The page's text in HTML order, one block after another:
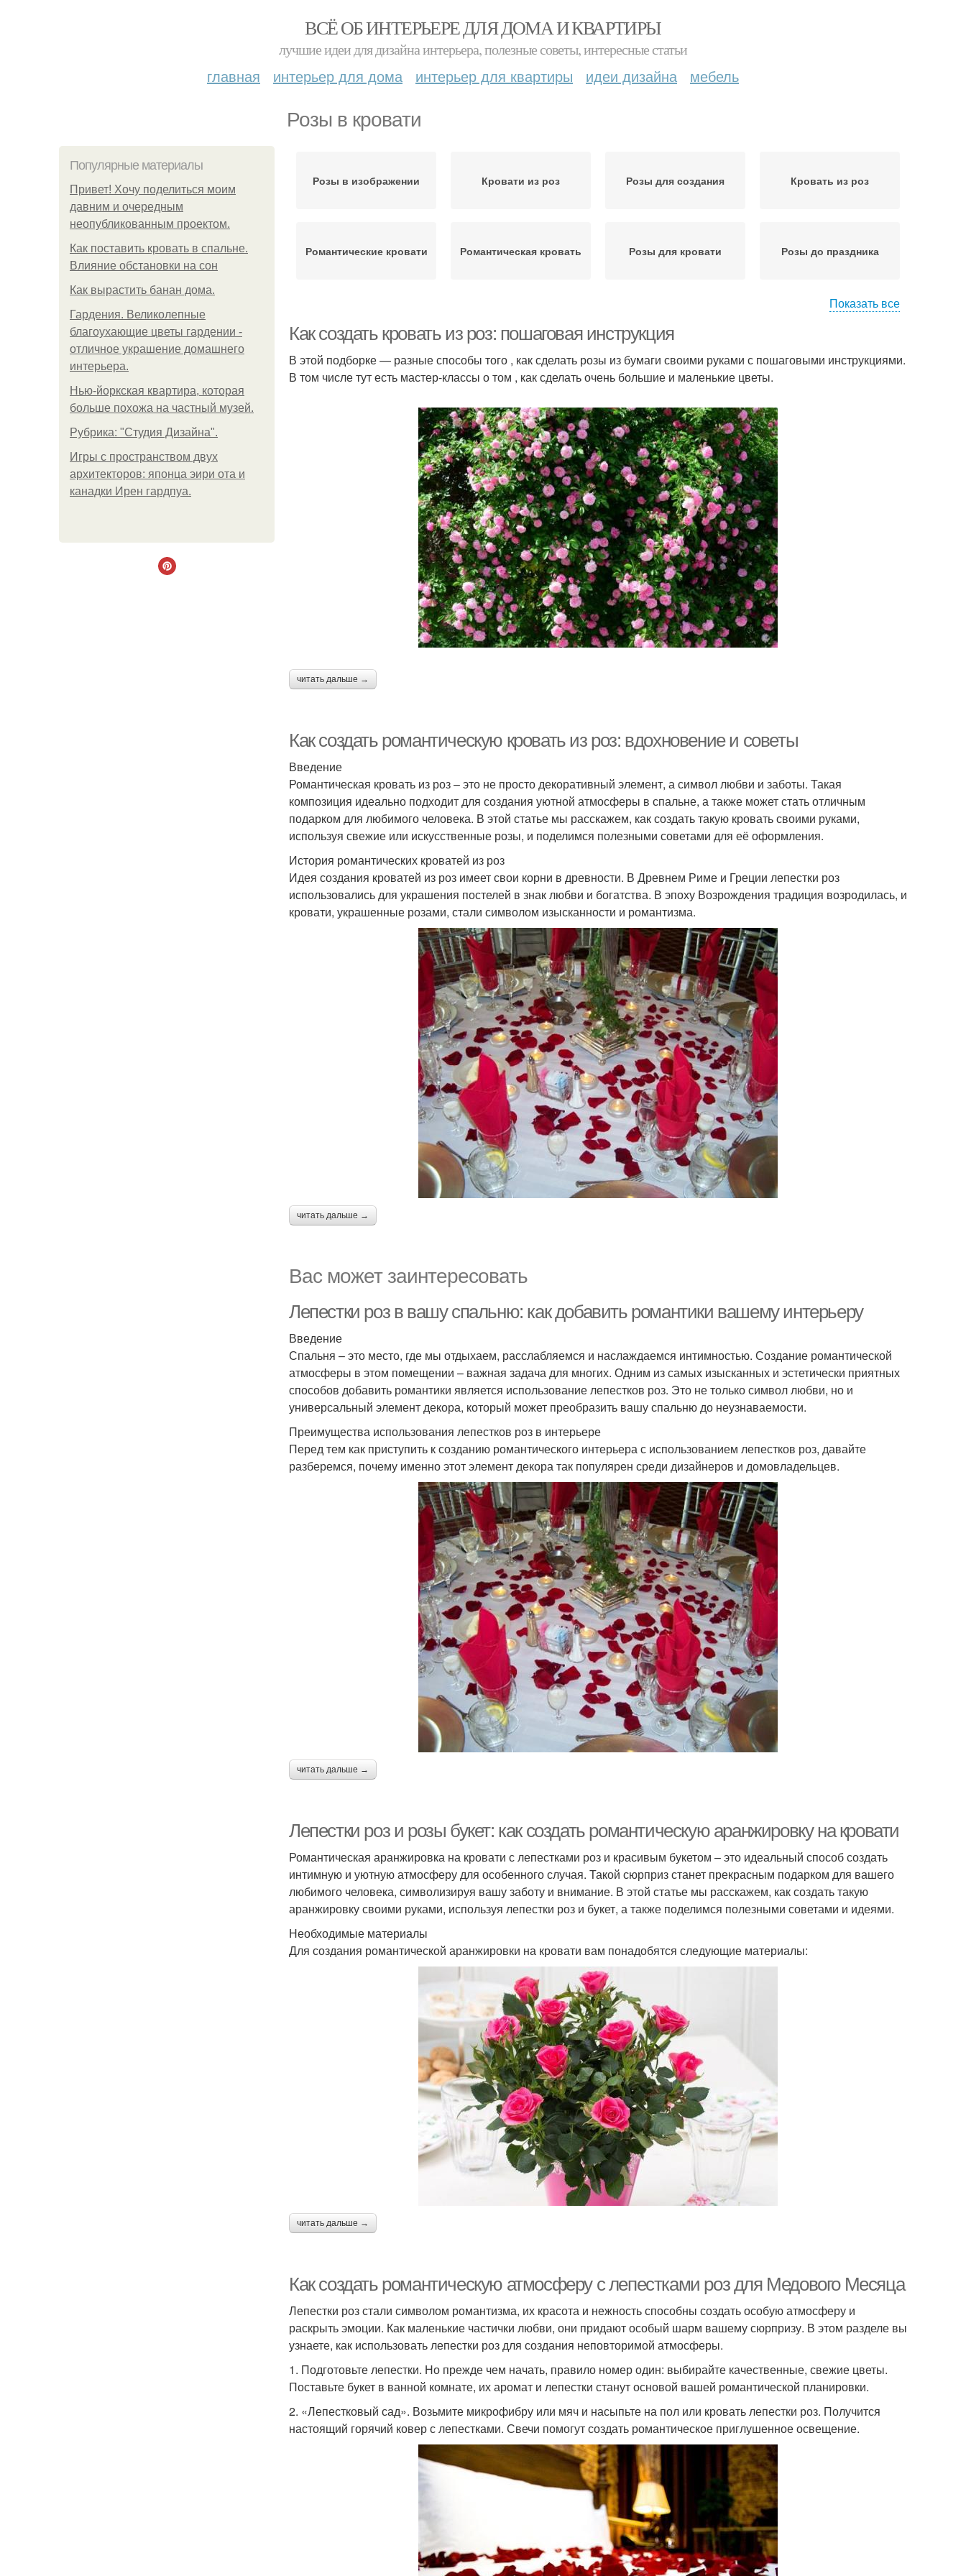
ВСЁ ОБ ИНТЕРЬЕРЕ ДЛЯ ДОМА И КВАРТИРЫ
лучшие идеи для дизайна интерьера, полезные советы, интересные статьи
главная интерьер для дома интерьер для квартиры идеи дизайна мебель
Розы в кровати
Популярные материалы
Привет! Хочу поделиться моим
давним и очередным
неопубликованным проектом.
Как поставить кровать в спальне.
Влияние обстановки на сон
Как вырастить банан дома.
Гардения. Великолепные
благоухающие цветы гардении -
отличное украшение домашнего
интерьера.
Нью-йоркская квартира, которая
больше похожа на частный музей.
Рубрика: "Студия Дизайна".
Игры с пространством двух
архитекторов: японца эири ота и
канадки Ирен гардпуа.
Розы в изображении Кровати из роз Розы для создания Кровать из роз
Романтические кровати Романтическая кровать Розы для кровати Розы до праздника
Показать все
Как создать кровать из роз: пошаговая инструкция
В этой подборке — разные способы того , как сделать розы из бумаги своими руками с пошаговыми инструкциями.
В том числе тут есть мастер-классы о том , как сделать очень большие и маленькие цветы.
читать дальше →
Как создать романтическую кровать из роз: вдохновение и советы
Введение
Романтическая кровать из роз – это не просто декоративный элемент, а символ любви и заботы. Такая
композиция идеально подходит для создания уютной атмосферы в спальне, а также может стать отличным
подарком для любимого человека. В этой статье мы расскажем, как создать такую кровать своими руками,
используя свежие или искусственные розы, и поделимся полезными советами для её оформления.
История романтических кроватей из роз
Идея создания кроватей из роз имеет свои корни в древности. В Древнем Риме и Греции лепестки роз
использовались для украшения постелей в знак любви и богатства. В эпоху Возрождения традиция возродилась, и
кровати, украшенные розами, стали символом изысканности и романтизма.
читать дальше →
Вас может заинтересовать
Лепестки роз в вашу спальню: как добавить романтики вашему интерьеру
Введение
Спальня – это место, где мы отдыхаем, расслабляемся и наслаждаемся интимностью. Создание романтической
атмосферы в этом помещении – важная задача для многих. Одним из самых изысканных и эстетически приятных
способов добавить романтики является использование лепестков роз. Это не только символ любви, но и
универсальный элемент декора, который может преобразить вашу спальню до неузнаваемости.
Преимущества использования лепестков роз в интерьере
Перед тем как приступить к созданию романтического интерьера с использованием лепестков роз, давайте
разберемся, почему именно этот элемент декора так популярен среди дизайнеров и домовладельцев.
читать дальше →
Лепестки роз и розы букет: как создать романтическую аранжировку на кровати
Романтическая аранжировка на кровати с лепестками роз и красивым букетом – это идеальный способ создать
интимную и уютную атмосферу для особенного случая. Такой сюрприз станет прекрасным подарком для вашего
любимого человека, символизируя вашу заботу и внимание. В этой статье мы расскажем, как создать такую
аранжировку своими руками, используя лепестки роз и букет, а также поделимся полезными советами и идеями.
Необходимые материалы
Для создания романтической аранжировки на кровати вам понадобятся следующие материалы:
читать дальше →
Как создать романтическую атмосферу с лепестками роз для Медового Месяца
Лепестки роз стали символом романтизма, их красота и нежность способны создать особую атмосферу и
раскрыть эмоции. Как маленькие частички любви, они придают особый шарм вашему сюрпризу. В этом разделе вы
узнаете, как использовать лепестки роз для создания неповторимой атмосферы.
1. Подготовьте лепестки. Но прежде чем начать, правило номер один: выбирайте качественные, свежие цветы.
Поставьте букет в ванной комнате, их аромат и лепестки станут основой вашей романтической планировки.
2. «Лепестковый сад». Возьмите микрофибру или мяч и насыпьте на пол или кровать лепестки роз. Получится
настоящий горячий ковер с лепестками. Свечи помогут создать романтическое приглушенное освещение.